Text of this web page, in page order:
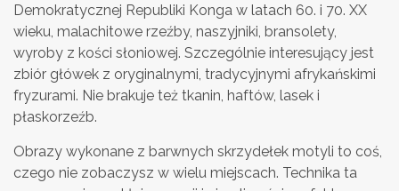
Demokratycznej Republiki Konga w latach 60. i 70. XX
wieku, malachitowe rzeźby, naszyjniki, bransolety,
wyroby z kości słoniowej. Szczególnie interesujący jest
zbiór główek z oryginalnymi, tradycyjnymi afrykańskimi
fryzurami. Nie brakuje też tkanin, haftów, lasek i
płaskorzeźb.
Obrazy wykonane z barwnych skrzydełek motyli to coś,
czego nie zobaczysz w wielu miejscach. Technika ta